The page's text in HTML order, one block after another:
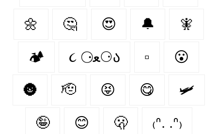
🌼 🤔 😍 🔔 🧚‍
🏕️ ૮ ⚆ﻌ⚆ა ▫️ 😮
🌚 🫡 😝 😋 🛩
🤪 😊 🫢 ₍ᐢ. .ᐢ₎